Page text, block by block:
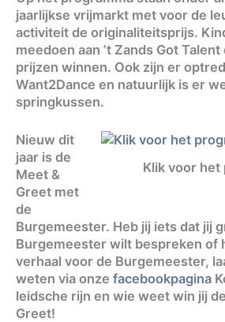
jaarlijkse vrijmarkt met voor de
activiteit de originaliteitsprijs.
meedoen aan ’t Zands Got
prijzen winnen. Ook zijn er
Want2Dance en natuurlijk is er
springkussen.
Klik voor het
Nieuw dit
jaar is de
Meet &
Greet met
de
Burgemeester. Heb jij iets dat jij
Burgemeester wilt bespreken of
verhaal voor de Burgemeester,
weten via onze facebookpagina
leidsche rijn en wie weet win jij
Greet!